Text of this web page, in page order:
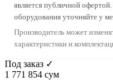
является публичной
оборудования уточняйте у
Производитель может
характеристики и
Под заказ ✓
1 771 854 сум